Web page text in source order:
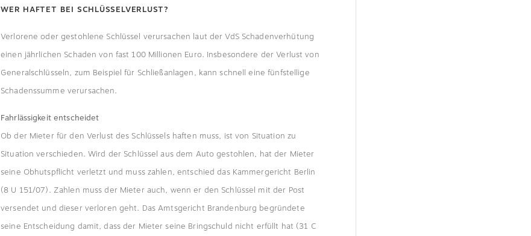
WER HAFTET BEI SCHLÜSSELVERLUST?
Verlorene oder gestohlene Schlüssel verursachen laut der VdS Schadenverhütung
einen jährlichen Schaden von fast 100 Millionen Euro. Insbesondere der Verlust von
Generalschlüsseln, zum Beispiel für Schließanlagen, kann schnell eine fünfstellige
Schadenssumme verursachen.
Fahrlässigkeit entscheidet
Ob der Mieter für den Verlust des Schlüssels haften muss, ist von Situation zu
Situation verschieden. Wird der Schlüssel aus dem Auto gestohlen, hat der Mieter
seine Obhutspflicht verletzt und muss zahlen, entschied das Kammergericht Berlin
(8 U 151/07). Zahlen muss der Mieter auch, wenn er den Schlüssel mit der Post
versendet und dieser verloren geht. Das Amtsgericht Brandenburg begründete
seine Entscheidung damit, dass der Mieter seine Bringschuld nicht erfüllt hat (31 C